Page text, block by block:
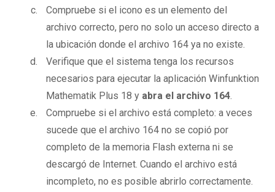
Compruebe si el icono es un elemento del
archivo correcto, pero no solo un acceso directo a
la ubicación donde el archivo 164 ya no existe.
Verifique que el sistema tenga los recursos
necesarios para ejecutar la aplicación Winfunktion
Mathematik Plus 18 y abra el archivo 164.
Compruebe si el archivo está completo: a veces
sucede que el archivo 164 no se copió por
completo de la memoria Flash externa ni se
descargó de Internet. Cuando el archivo está
incompleto, no es posible abrirlo correctamente.